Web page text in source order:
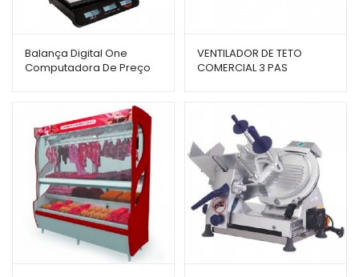
Balança Digital One
Computadora De Preço
VENTILADOR DE TETO
COMERCIAL 3 PAS